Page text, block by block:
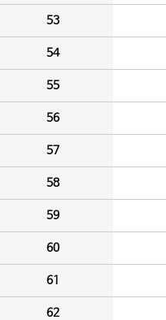
53
54
55
56
57
58
59
60
61
62